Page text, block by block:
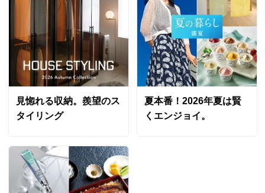
見惚れる収納。羨望のス
タイリング
夏本番！2026年夏は賢
くエンジョイ。